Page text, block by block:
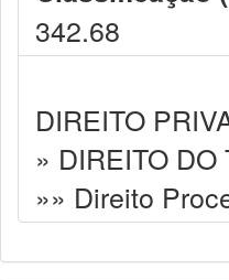
342.68
DIREITO
» DIREITO
»» Direito